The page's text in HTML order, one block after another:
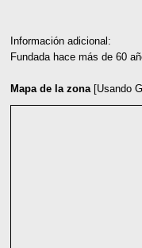
Información adicional:
Fundada hace más de 60
Mapa de la zona[Usando